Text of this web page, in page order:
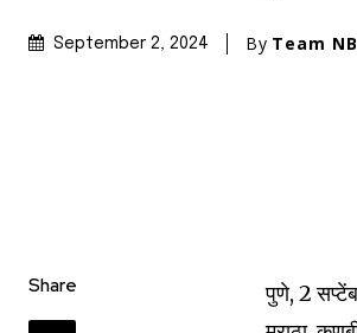
September 2, 2024 By Team
Share
पुणे, 2